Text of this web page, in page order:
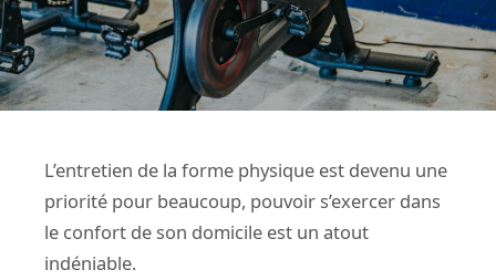
L’entretien de la forme physique est devenu une
priorité pour beaucoup, pouvoir s’exercer dans
le confort de son domicile est un atout
indéniable.